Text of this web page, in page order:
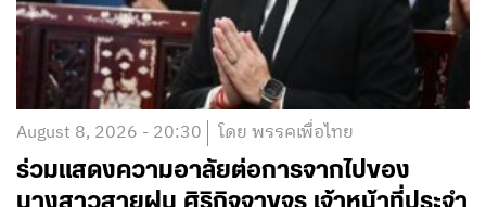
August 8, 2026 - 20:30 โดย พรรคเพื่อไทย
ร่วมแสดงความอาลัยต่อการจากไปของ
นางสาวสายฝน ศิริกิจจาขจร เจ้าหน้าที่ประจำ